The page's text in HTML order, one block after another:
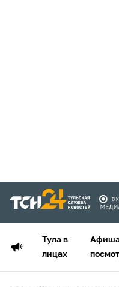
Тула в
лицах